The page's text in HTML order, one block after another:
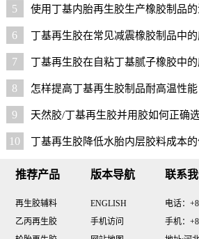
5 使用丁基内胎再生胶生产橡胶制品
6 丁基再生胶在常见减震橡胶制品中
7 丁基再生胶在自粘丁基腻子橡胶中
8 怎样提高丁基再生胶制品耐高温性能
9 天然胶/丁基再生胶并用胶如何正确
10 丁基再生胶降低水胎内层胶料成本
推荐产品
再生胶辅料
乙丙再生胶
版本导航
ENGLISH
手机访问
联系我
电话：
手机：